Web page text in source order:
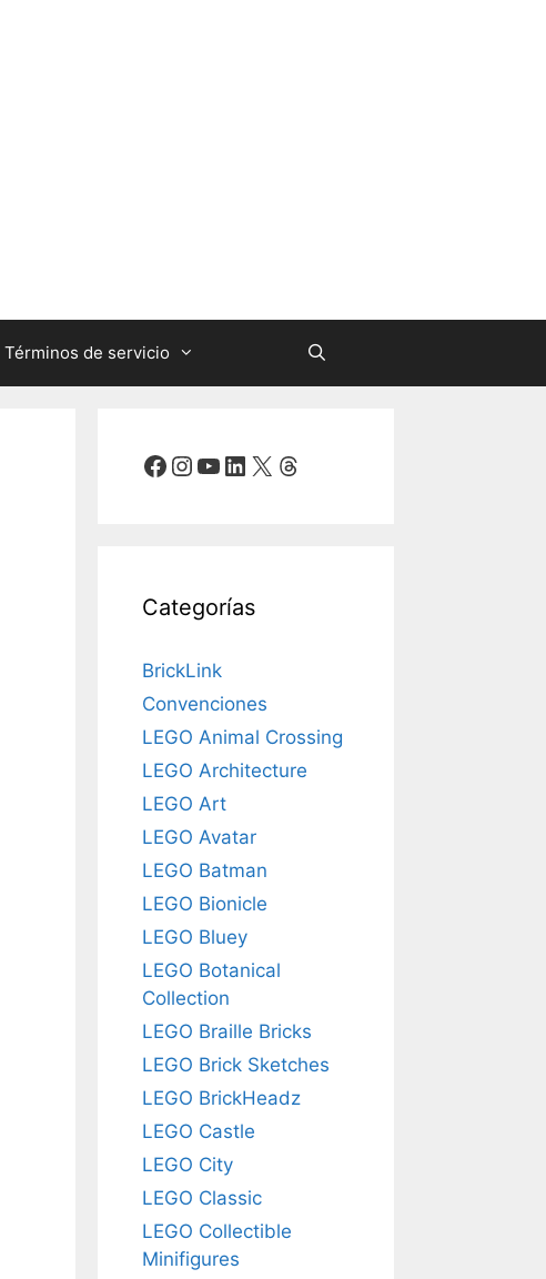
Términos de servicio
Facebook
Instagram
YouTube
LinkedIn
X Threads
Categorías
BrickLink
Convenciones
LEGO Animal Crossing
LEGO Architecture
LEGO Art
LEGO Avatar
LEGO Batman
LEGO Bionicle
LEGO Bluey
LEGO Botanical
Collection
LEGO Braille Bricks
LEGO Brick Sketches
LEGO BrickHeadz
LEGO Castle
LEGO City
LEGO Classic
LEGO Collectible
Minifigures